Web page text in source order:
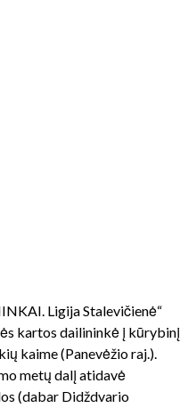
Ligija Stalevičienė“
kartos dailininkė į kūrybinį
kaime (Panevėžio raj.).
metų dalį atidavė
(dabar Didždvario